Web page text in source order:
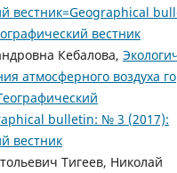
вестник=Geographical
вестник
Кебалова,
атмосферного воздуха
bulletin: № 3 (2017):
вестник
Тигеев, Николай